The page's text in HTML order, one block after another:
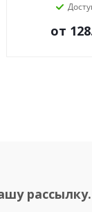
от
рассылку.